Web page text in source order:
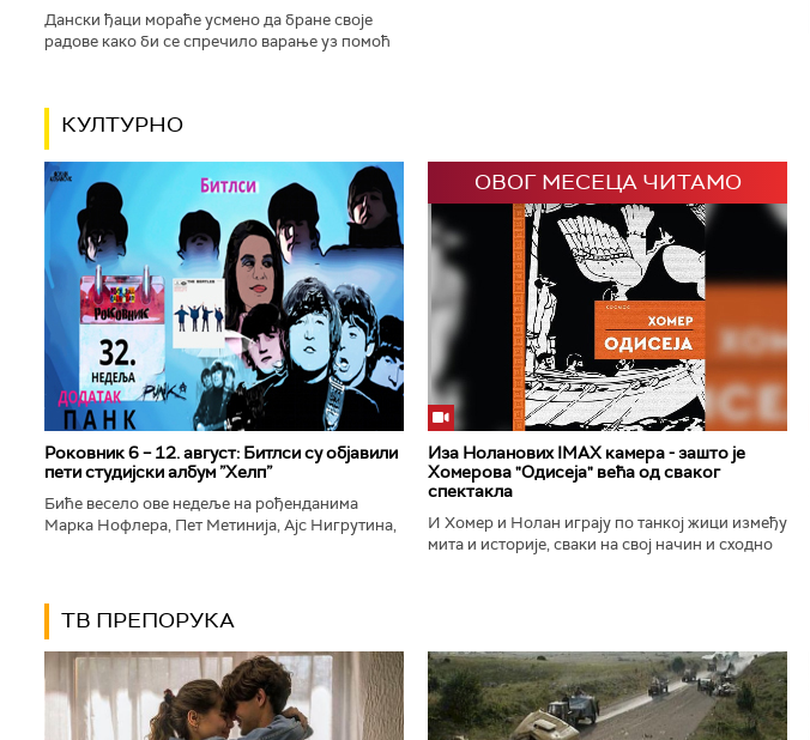
Дански ђаци мораће усмено да бране своје
радове како би се спречило варање уз помоћ
КУЛТУРНО
Роковник 6 – 12. август: Битлси су објавили
пети студијски албум ”Хелп”
Биће весело ове недеље на рођенданима
Марка Нофлера, Пет Метинија, Ајс Нигрутина,
ОВОГ МЕСЕЦА ЧИТАМО
Иза Ноланових IMAX камера - зашто је
Хомерова "Одисеја" већа од сваког
спектакла
И Хомер и Нолан играју по танкој жици између
мита и историје, сваки на свој начин и сходно
ТВ ПРЕПОРУКА